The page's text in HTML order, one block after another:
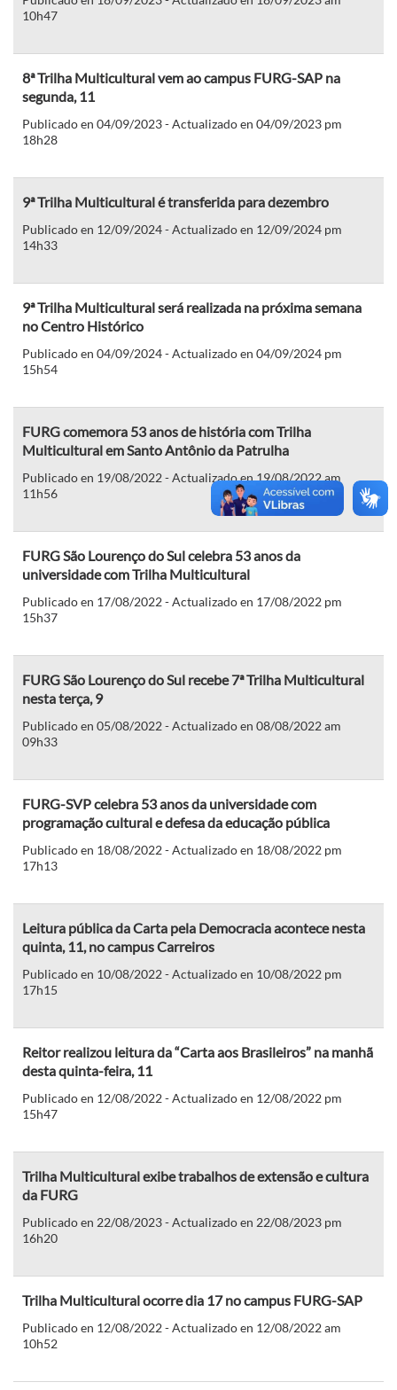
10h47
8ª Trilha Multicultural vem ao campus FURG-SAP na
segunda, 11
Publicado en 04/09/2023 - Actualizado en 04/09/2023 pm
18h28
9ª Trilha Multicultural é transferida para dezembro
Publicado en 12/09/2024 - Actualizado en 12/09/2024 pm
14h33
9ª Trilha Multicultural será realizada na próxima semana
no Centro Histórico
Publicado en 04/09/2024 - Actualizado en 04/09/2024 pm
15h54
FURG comemora 53 anos de história com Trilha
Multicultural em Santo Antônio da Patrulha
Publicado en 19/08/2022 - Actualizado en 19/08/2022 am
11h56
FURG São Lourenço do Sul celebra 53 anos da
universidade com Trilha Multicultural
Publicado en 17/08/2022 - Actualizado en 17/08/2022 pm
15h37
FURG São Lourenço do Sul recebe 7ª Trilha Multicultural
nesta terça, 9
Publicado en 05/08/2022 - Actualizado en 08/08/2022 am
09h33
FURG-SVP celebra 53 anos da universidade com
programação cultural e defesa da educação pública
Publicado en 18/08/2022 - Actualizado en 18/08/2022 pm
17h13
Leitura pública da Carta pela Democracia acontece nesta
quinta, 11, no campus Carreiros
Publicado en 10/08/2022 - Actualizado en 10/08/2022 pm
17h15
Reitor realizou leitura da “Carta aos Brasileiros” na manhã
desta quinta-feira, 11
Publicado en 12/08/2022 - Actualizado en 12/08/2022 pm
15h47
Trilha Multicultural exibe trabalhos de extensão e cultura
da FURG
Publicado en 22/08/2023 - Actualizado en 22/08/2023 pm
16h20
Trilha Multicultural ocorre dia 17 no campus FURG-SAP
Publicado en 12/08/2022 - Actualizado en 12/08/2022 am
10h52